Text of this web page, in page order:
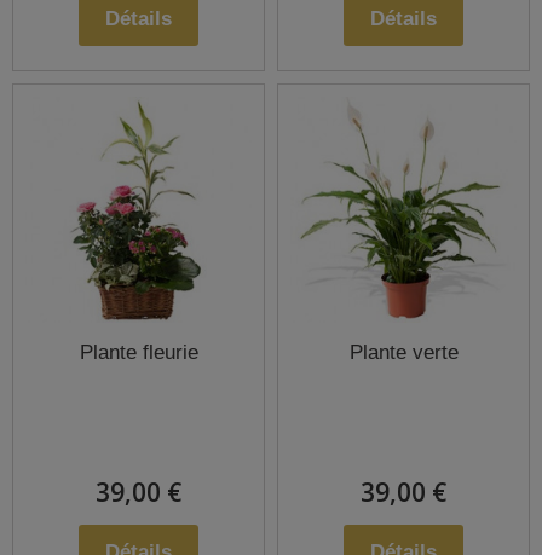
Détails Détails
Plante fleurie
39,00 €
Plante verte
39,00 €